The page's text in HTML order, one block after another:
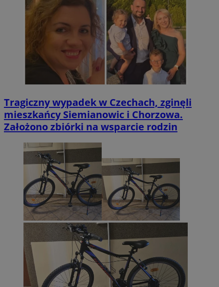
Tragiczny wypadek w Czechach, zginęli
mieszkańcy Siemianowic i Chorzowa.
Założono zbiórki na wsparcie rodzin